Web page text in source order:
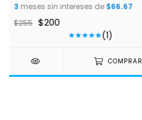
3 meses sin intereses de$66.67
$255 $200
(1)
COMPRAR